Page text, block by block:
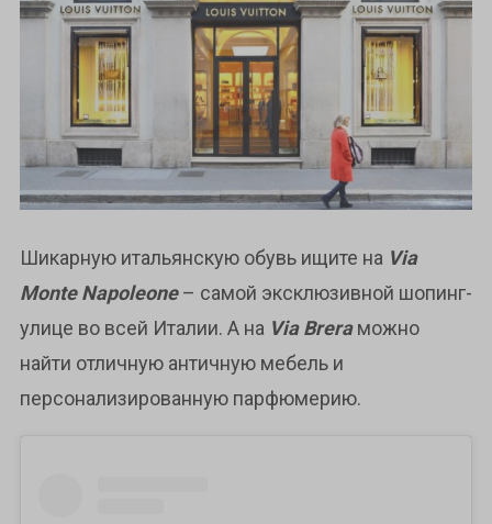
Шикарную итальянскую обувь ищите на Via
Monte Napoleone– самой эксклюзивной шопинг-
улице во всей Италии. А на Via Breraможно
найти отличную античную мебель и
персонализированную парфюмерию.